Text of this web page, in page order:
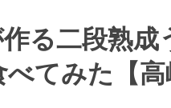
る二段熟成
てみた【